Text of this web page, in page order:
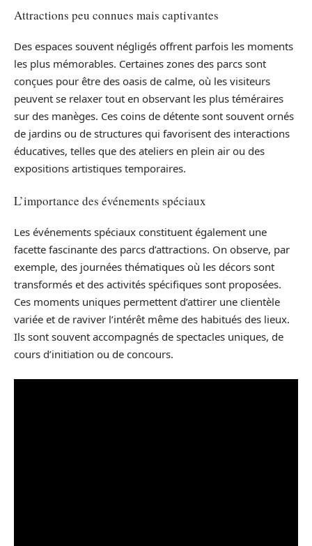
Attractions peu connues mais captivantes
Des espaces souvent négligés offrent parfois les moments
les plus mémorables. Certaines zones des parcs sont
conçues pour être des oasis de calme, où les visiteurs
peuvent se relaxer tout en observant les plus téméraires
sur des manèges. Ces coins de détente sont souvent ornés
de jardins ou de structures qui favorisent des interactions
éducatives, telles que des ateliers en plein air ou des
expositions artistiques temporaires.
L’importance des événements spéciaux
Les événements spéciaux constituent également une
facette fascinante des parcs d’attractions. On observe, par
exemple, des journées thématiques où les décors sont
transformés et des activités spécifiques sont proposées.
Ces moments uniques permettent d’attirer une clientèle
variée et de raviver l’intérêt même des habitués des lieux.
Ils sont souvent accompagnés de spectacles uniques, de
cours d’initiation ou de concours.